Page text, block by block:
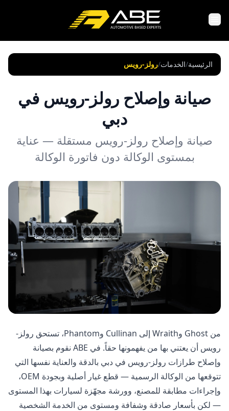
الرئيسية/الخدمات/رولز-رويس
صيانة وإصلاح رولز-رويس في
دبي
صيانة وإصلاح رولز-رويس مستقلة — عناية
بمستوى الوكالة دون فاتورة الوكالة
من Ghost وWraith إلى Cullinan وPhantom، تستحق رولز-
رويس أن يعتني بها من يفهمونها حقاً. في ABE نقوم بصيانة
وإصلاح طرازات رولز-رويس في دبي بالدقة والعناية نفسها التي
تتوقعها من الوكالة الرسمية — قطع غيار أصلية وبجودة OEM،
وإجراءات مطابقة للمصنع، وورشة مجهّزة لسيارات بهذا المستوى
— لكن بأسعار صادقة وشفافة ومستوى من الخدمة الشخصية